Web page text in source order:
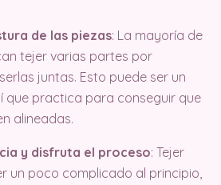
de las piezas: La mayoría de
tejer varias partes por
juntas. Esto puede ser un
que practica para conseguir que
alineadas.
y disfruta el proceso: Tejer
un poco complicado al principio,